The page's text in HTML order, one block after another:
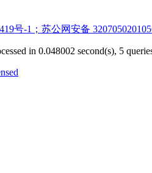
号-1；苏公网安备
in 0.048002 second(s), 5